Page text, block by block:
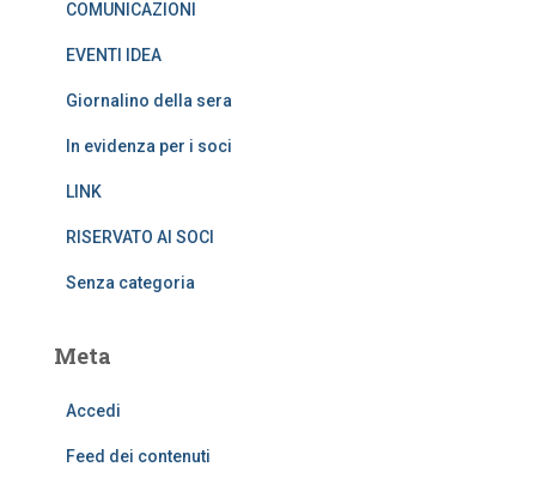
COMUNICAZIONI
EVENTI IDEA
Giornalino della sera
In evidenza per i soci
LINK
RISERVATO AI SOCI
Senza categoria
Meta
Accedi
Feed dei contenuti